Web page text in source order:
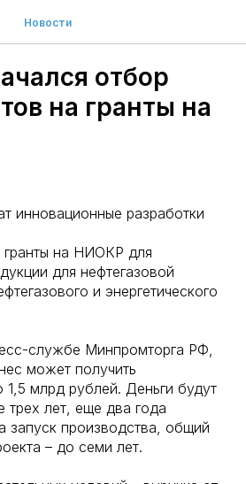
Новости
отбор
на гранты на
инновационные разработки
на НИОКР для
для нефтегазовой
и энергетического
службе Минпромторга РФ,
может получить
млрд рублей. Деньги будут
трех лет, еще два года
запуск производства, общий
– до семи лет.